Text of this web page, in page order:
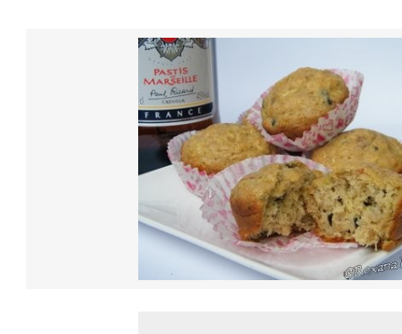
COURGETTES
–
МАФІНИ
З
ТУНЦЕМ
І
КАБАЧКАМИ